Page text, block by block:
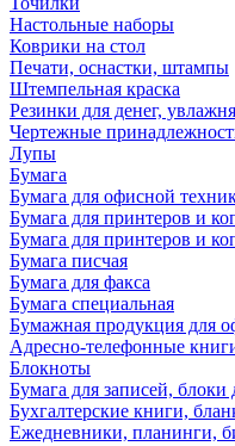
Настольные наборы
Коврики на стол
Печати, оснастки, штампы
Штемпельная краска
Резинки для денег,
Чертежные
Лупы
Бумага
Бумага для офисной
Бумага для принтеров и
Бумага для принтеров и
Бумага писчая
Бумага для факса
Бумага специальная
Бумажная продукция для
Адресно-телефонные
Блокноты
Бумага для записей, блоки
Бухгалтерские книги,
Ежедневники, планинги,